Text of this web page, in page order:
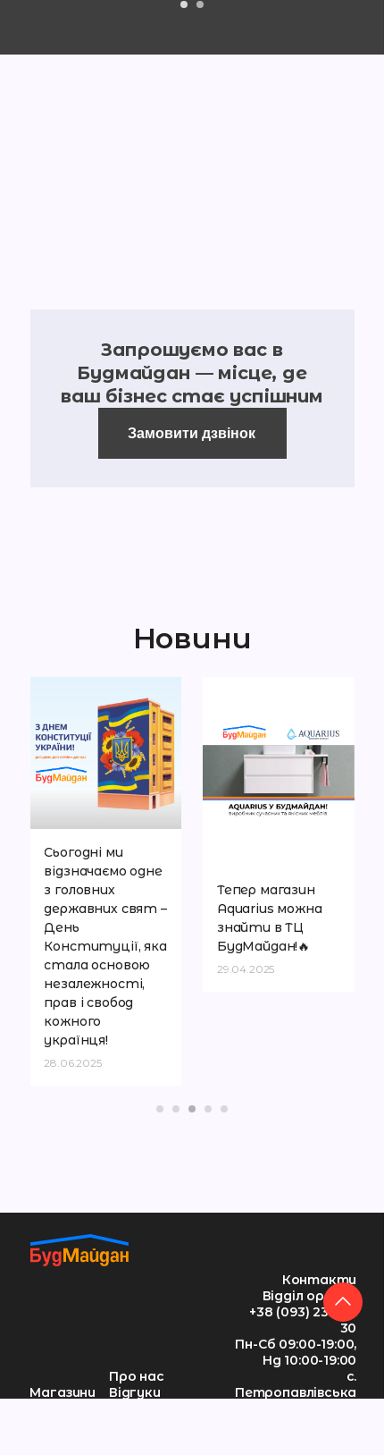
Запрошуємо вас в
Будмайдан — місце, де
ваш бізнес стає успішним
Замовити дзвінок
Новини
Сьогодні ми
відзначаємо одне
з головних
державних свят –
День
Конституції, яка
стала основою
незалежності,
прав і свобод
кожного
українця!
28.06.2025
Тепер магазин
Aquarius можна
знайти в ТЦ
БудМайдан!🔥
29.04.2025
Магазини
Про нас
Відгуки
Контакти
Відділ оренди
+38 (093) 230 69
30
Пн-Сб 09:00-19:00,
Нд 10:00-19:00
с.
Петропавлівська